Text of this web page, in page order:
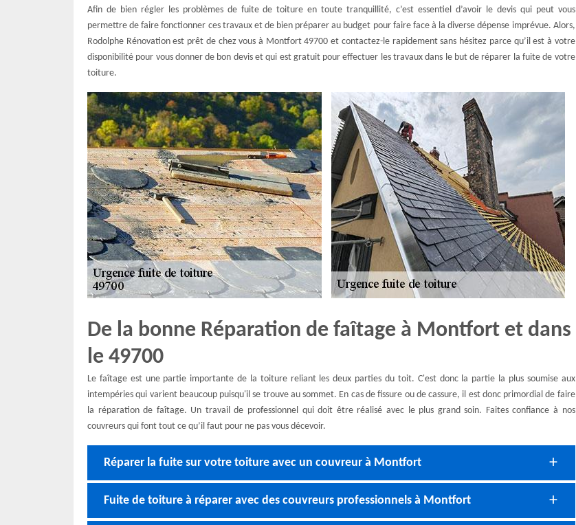
Afin de bien régler les problèmes de fuite de toiture en toute tranquillité, c’est essentiel d’avoir le devis qui peut vous
permettre de faire fonctionner ces travaux et de bien préparer au budget pour faire face à la diverse dépense imprévue. Alors,
Rodolphe Rénovation est prêt de chez vous à Montfort 49700 et contactez-le rapidement sans hésitez parce qu’il est à votre
disponibilité pour vous donner de bon devis et qui est gratuit pour effectuer les travaux dans le but de réparer la fuite de votre
toiture.
De la bonne Réparation de faîtage à Montfort et dans
le 49700
Le faîtage est une partie importante de la toiture reliant les deux parties du toit. C'est donc la partie la plus soumise aux
intempéries qui varient beaucoup puisqu'il se trouve au sommet. En cas de fissure ou de cassure, il est donc primordial de faire
la réparation de faîtage. Un travail de professionnel qui doit être réalisé avec le plus grand soin. Faites confiance à nos
couvreurs qui font tout ce qu’il faut pour ne pas vous décevoir.
Réparer la fuite sur votre toiture avec un couvreur à Montfort
Fuite de toiture à réparer avec des couvreurs professionnels à Montfort